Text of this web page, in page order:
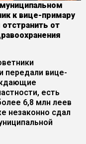
к вице-примару
от
передали вице-
есть
6,8 млн леев
незаконно сдал